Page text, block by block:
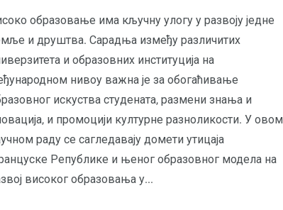
образовање има кључну улогу у развоју једне
и друштва. Сарадња између различитих
и образовних институција на
нивоу важна је за обогаћивање
искуства студената, размени знања и
и промоцији културне разноликости. У овом
раду се сагледавају домети утицаја
Републике и њеног образовног модела на
високог образовања у...